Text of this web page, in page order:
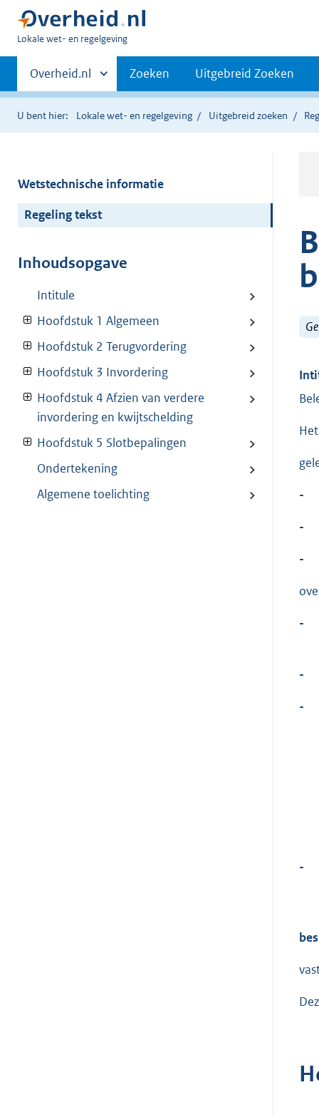
U
hier:
Lokale wet- en regelgeving
Primaire
navigatie
Andere
sites
binnen
Overheid.nl Zoeken Uitgebreid Zoeken
U bent hier: Lokale wet- en regelgeving Uitgebreid zoeken
Wetstechnische informatie
Regeling tekst
Inhoudsopgave
Intitule
Hoofdstuk 1 Algemeen
Hoofdstuk 2 Terugvordering
Hoofdstuk 3 Invordering
Hoofdstuk 4 Afzien van verdere
invordering en kwijtschelding
Hoofdstuk 5 Slotbepalingen
Ondertekening
Algemene toelichting
-
-
-
-
-
-
-